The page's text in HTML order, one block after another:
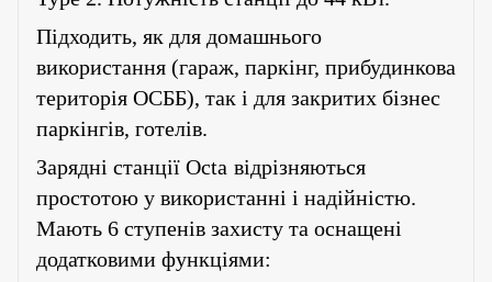
Підходить, як для домашнього
використання (гараж, паркінг, прибудинкова
територія ОСББ), так і для закритих бізнес
паркінгів, готелів.
Зарядні станції Octa відрізняються
простотою у використанні і надійністю.
Мають 6 ступенів захисту та оснащені
додатковими функціями: